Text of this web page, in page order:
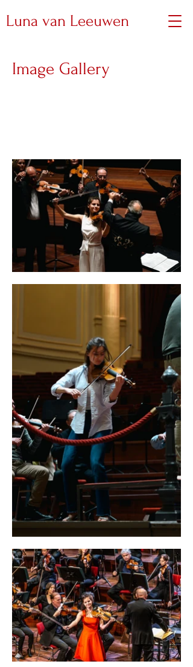
Luna van Leeuwen
Image Gallery